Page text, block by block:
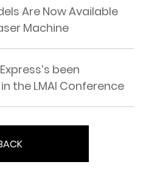
Are Now Available
Machine
been
the LMAI Conference